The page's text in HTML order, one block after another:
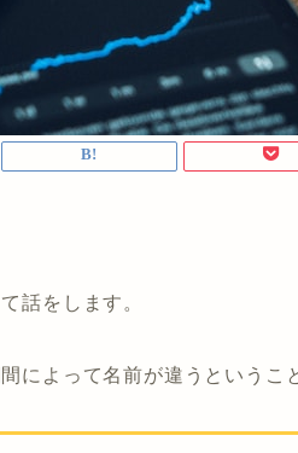
話をします。
によって名前が違うというこ